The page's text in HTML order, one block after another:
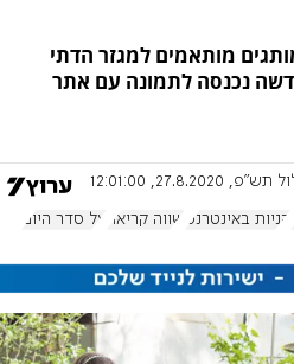
מותאמים למגזר הדתי
נכנסה לתמונה עם אתר
27.8.2020, 12:01:00
קניות באינטרנט שווה קריאה על סדר היום